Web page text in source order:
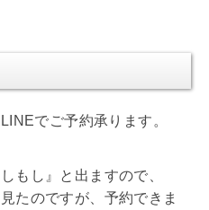
でご予約承ります。
もし』と出ますので、
たのですが、予約できま